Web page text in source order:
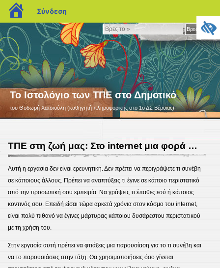
Βρες
το
»
Βρες το »
Το Ιστολόγιο των ΤΠΕ στο Δημοτικό
του Θοδωρή Χατσιούλη (καθηγητή πληροφορικής στο 1ο ΔΣ Βέροιας)
ΤΠΕ στη ζωή μας: Στο internet μια φορά …
Αυτή η εργασία δεν είναι ερευνητική. Δεν πρέπει να περιγράψετε τι συνέβη
σε κάποιους άλλους. Πρέπει να αναπτύξεις τι έγινε σε κάποιο περιστατικό
από την προσωπική σου εμπειρία. Να γράψεις τι έπαθες εσύ ή κάποιος
κοντινός σου. Επειδή είσαι τώρα αρκετά χρόνια στον κόσμο του internet,
είναι πολύ πιθανό να έγινες μάρτυρας κάποιου δυσάρεστου περιστατικού
με τη χρήση του.
Στην εργασία αυτή πρέπει να φτιάξεις μια παρουσίαση για το τι συνέβη και
να το παρουσιάσεις στην τάξη. Θα χρησιμοποιήσεις όσο γίνεται
blogs.sch.gr
Σύνδεση